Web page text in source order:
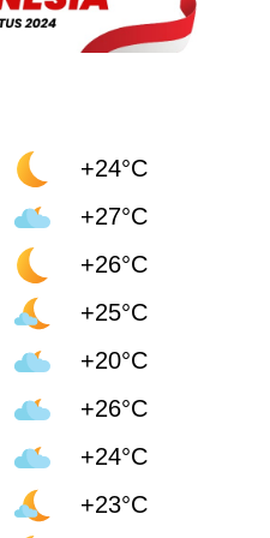
+24°C
+27°C
+26°C
+25°C
+20°C
+26°C
+24°C
+23°C